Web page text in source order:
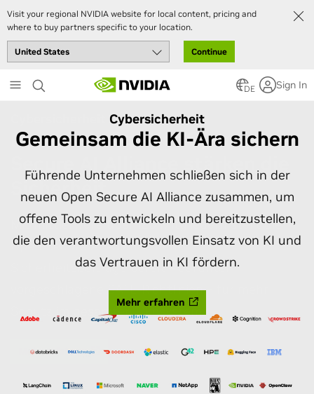
Visit your regional NVIDIA website for local content, pricing and
where to buy partners specific to your location.
Continue
to
DE Sign In
Cybersicherheit
Gemeinsam die KI-Ära sichern
Führende Unternehmen schließen sich in der
neuen Open Secure AI Alliance zusammen, um
offene Tools zu entwickeln und bereitzustellen,
die den verantwortungsvollen Einsatz von KI und
das Vertrauen in KI fördern.
Mehr erfahren